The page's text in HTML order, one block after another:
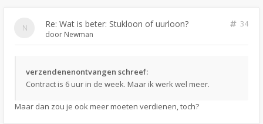
Re: Wat is beter: Stukloon of uurloon?
34
door Newman
verzendenenontvangen schreef:
Contract is 6 uur in de week. Maar ik werk wel meer.
Maar dan zou je ook meer moeten verdienen, toch?